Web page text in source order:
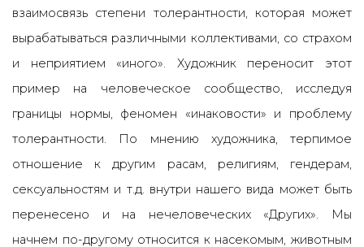
взаимосвязь степени толерантности, которая может
вырабатываться различными коллективами, со страхом
и неприятием «иного». Художник переносит этот
пример на человеческое сообщество, исследуя
границы нормы, феномен «инаковости» и проблему
толерантности. По мнению художника, терпимое
отношение к другим расам, религиям, гендерам,
сексуальностям и т.д. внутри нашего вида может быть
перенесено и на нечеловеческих «Других». Мы
начнем по-другому относится к насекомым, животным